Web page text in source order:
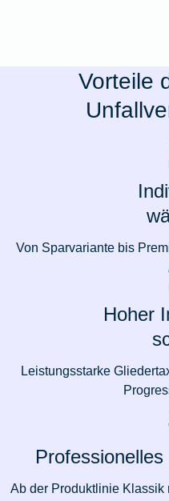
Vorteile
Von Sparvariante bis
Hoher
Leistungsstarke
Ab der Produktlinie Klassik